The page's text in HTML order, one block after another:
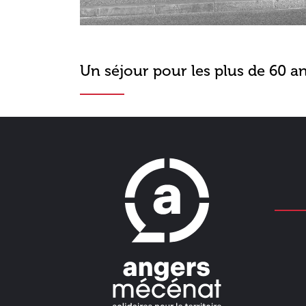
Un séjour pour les plus de 60